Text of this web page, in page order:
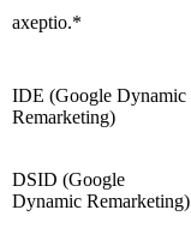
axeptio.*
IDE (Google Dynamic
Remarketing)
DSID (Google
Dynamic Remarketing)